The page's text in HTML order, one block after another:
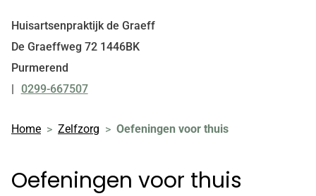
Huisartsenpraktijk de Graeff
De Graeffweg 72 1446BK
Purmerend
Tel:
0299-667507
Home Zelfzorg Oefeningen voor thuis
Oefeningen voor thuis